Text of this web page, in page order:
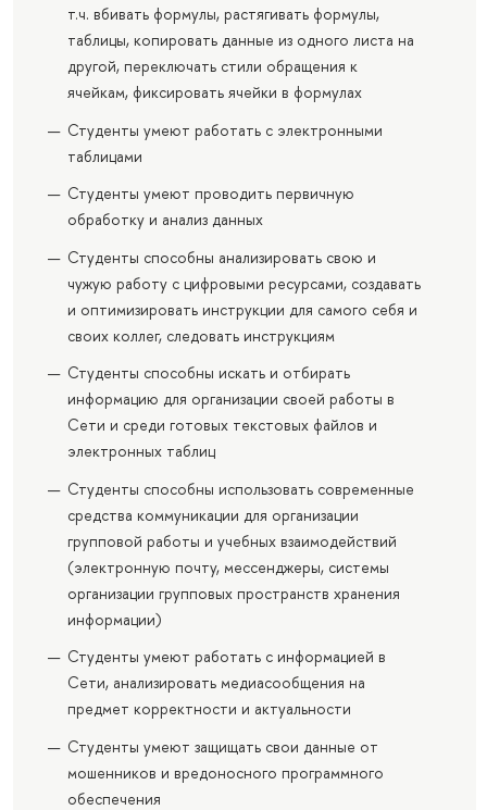
т.ч. вбивать формулы, растягивать формулы,
таблицы, копировать данные из одного листа на
другой, переключать стили обращения к
ячейкам, фиксировать ячейки в формулах
Студенты умеют работать с электронными
таблицами
Студенты умеют проводить первичную
обработку и анализ данных
Студенты способны анализировать свою и
чужую работу с цифровыми ресурсами, создавать
и оптимизировать инструкции для самого себя и
своих коллег, следовать инструкциям
Студенты способны искать и отбирать
информацию для организации своей работы в
Сети и среди готовых текстовых файлов и
электронных таблиц
Студенты способны использовать современные
средства коммуникации для организации
групповой работы и учебных взаимодействий
(электронную почту, мессенджеры, системы
организации групповых пространств хранения
информации)
Студенты умеют работать с информацией в
Сети, анализировать медиасообщения на
предмет корректности и актуальности
Студенты умеют защищать свои данные от
мошенников и вредоносного программного
обеспечения